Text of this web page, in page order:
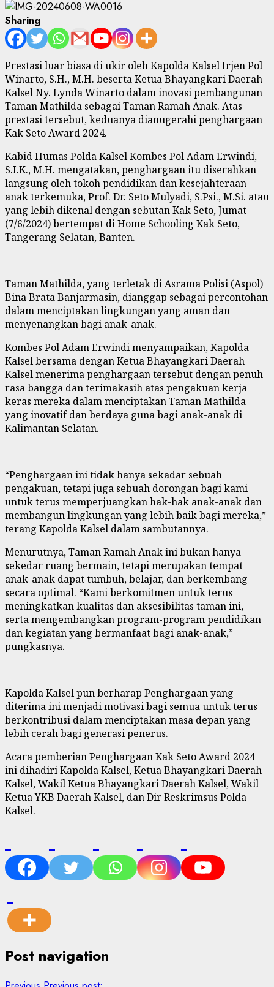
Sharing
Prestasi luar biasa di ukir oleh Kapolda Kalsel Irjen Pol
Winarto, S.H., M.H. beserta Ketua Bhayangkari Daerah
Kalsel Ny. Lynda Winarto dalam inovasi pembangunan
Taman Mathilda sebagai Taman Ramah Anak. Atas
prestasi tersebut, keduanya dianugerahi penghargaan
Kak Seto Award 2024.
Kabid Humas Polda Kalsel Kombes Pol Adam Erwindi,
S.I.K., M.H. mengatakan, penghargaan itu diserahkan
langsung oleh tokoh pendidikan dan kesejahteraan
anak terkemuka, Prof. Dr. Seto Mulyadi, S.Psi., M.Si. atau
yang lebih dikenal dengan sebutan Kak Seto, Jumat
(7/6/2024) bertempat di Home Schooling Kak Seto,
Tangerang Selatan, Banten.
Taman Mathilda, yang terletak di Asrama Polisi (Aspol)
Bina Brata Banjarmasin, dianggap sebagai percontohan
dalam menciptakan lingkungan yang aman dan
menyenangkan bagi anak-anak.
Kombes Pol Adam Erwindi menyampaikan, Kapolda
Kalsel bersama dengan Ketua Bhayangkari Daerah
Kalsel menerima penghargaan tersebut dengan penuh
rasa bangga dan terimakasih atas pengakuan kerja
keras mereka dalam menciptakan Taman Mathilda
yang inovatif dan berdaya guna bagi anak-anak di
Kalimantan Selatan.
“Penghargaan ini tidak hanya sekadar sebuah
pengakuan, tetapi juga sebuah dorongan bagi kami
untuk terus memperjuangkan hak-hak anak-anak dan
membangun lingkungan yang lebih baik bagi mereka,”
terang Kapolda Kalsel dalam sambutannya.
Menurutnya, Taman Ramah Anak ini bukan hanya
sekedar ruang bermain, tetapi merupakan tempat
anak-anak dapat tumbuh, belajar, dan berkembang
secara optimal. “Kami berkomitmen untuk terus
meningkatkan kualitas dan aksesibilitas taman ini,
serta mengembangkan program-program pendidikan
dan kegiatan yang bermanfaat bagi anak-anak,”
pungkasnya.
Kapolda Kalsel pun berharap Penghargaan yang
diterima ini menjadi motivasi bagi semua untuk terus
berkontribusi dalam menciptakan masa depan yang
lebih cerah bagi generasi penerus.
Acara pemberian Penghargaan Kak Seto Award 2024
ini dihadiri Kapolda Kalsel, Ketua Bhayangkari Daerah
Kalsel, Wakil Ketua Bhayangkari Daerah Kalsel, Wakil
Ketua YKB Daerah Kalsel, dan Dir Reskrimsus Polda
Kalsel.
Post navigation